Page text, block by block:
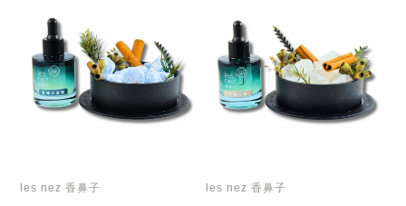
les nez 香鼻子 les nez 香鼻子